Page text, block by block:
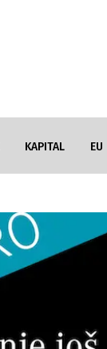
KAPITAL EU